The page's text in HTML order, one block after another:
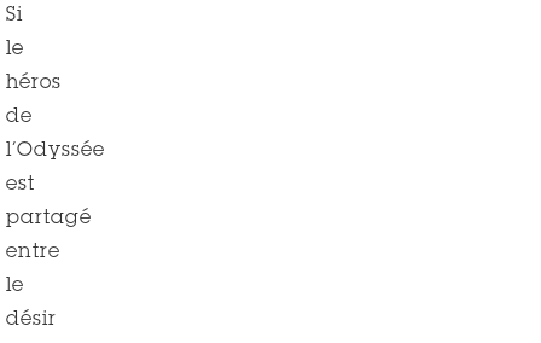
Si
le
héros
de
l’Odyssée
est
partagé
entre
le
désir